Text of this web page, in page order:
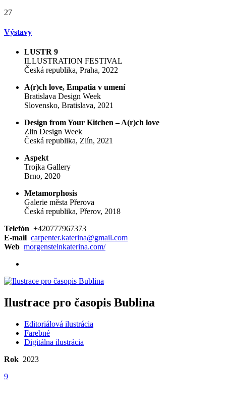
27
Výstavy
LUSTR 9
ILLUSTRATION FESTIVAL
Česká republika, Praha, 2022
A(r)ch love, Empatia v umení
Bratislava Design Week
Slovensko, Bratislava, 2021
Design from Your Kitchen – A(r)ch love
Zlin Design Week
Česká republika, Zlín, 2021
Aspekt
Trojka Gallery
Brno, 2020
Metamorphosis
Galerie města Přerova
Česká republika, Přerov, 2018
Telefón +420777967373
E-mail carpenter.katerina@gmail.com
Web morgensteinkaterina.com/
Ilustrace pro časopis Bublina
Editoriálová ilustrácia
Farebné
Digitálna ilustrácia
Rok 2023
9